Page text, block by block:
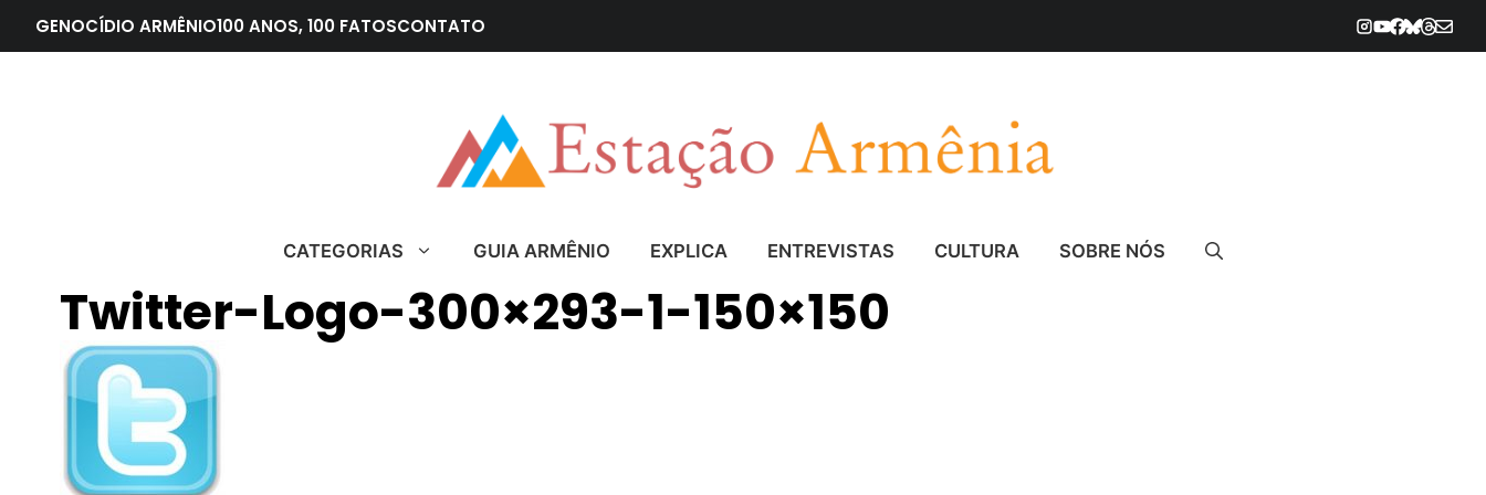
para
GENOCÍDIO ARMÊNIO100 ANOS, 100 FATOSCONTATO
CATEGORIAS GUIA ARMÊNIO EXPLICA ENTREVISTAS CULTURA SOBRE NÓS
Twitter-Logo-300×293-1-150×150